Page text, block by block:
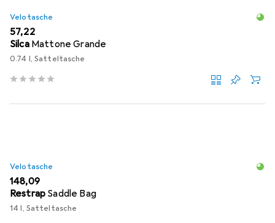
Velotasche
EUR
57,22
Silca Mattone Grande
0.74 l, Satteltasche
Velotasche
EUR
148,09
Restrap Saddle Bag
14 l, Satteltasche